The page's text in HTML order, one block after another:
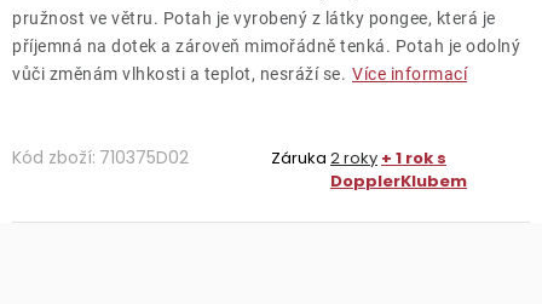
pružnost ve větru. Potah je vyrobený z látky pongee, která je
příjemná na dotek a zároveň mimořádně tenká. Potah je odolný
vůči změnám vlhkosti a teplot, nesráží se. Více informací
Kód zboží: 710375D02 Záruka 2 roky + 1 rok s
DopplerKlubem